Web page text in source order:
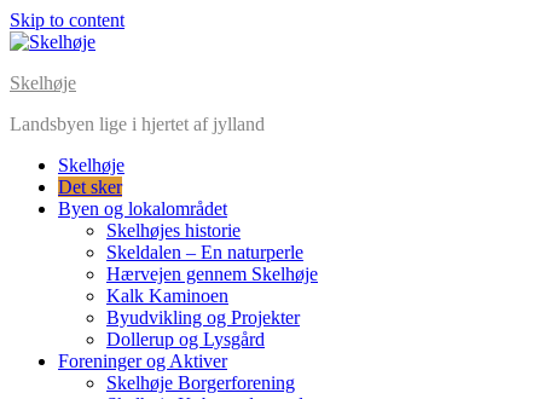
Skip to content
Skelhøje
Landsbyen lige i hjertet af jylland
Skelhøje
Det sker
Byen og lokalområdet
Skelhøjes historie
Skeldalen – En naturperle
Hærvejen gennem Skelhøje
Kalk Kaminoen
Byudvikling og Projekter
Dollerup og Lysgård
Foreninger og Aktiver
Skelhøje Borgerforening